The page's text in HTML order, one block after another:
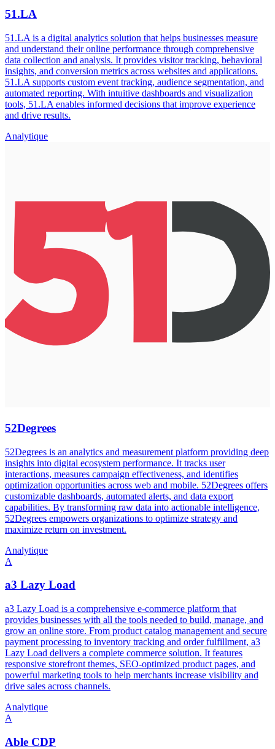
51.LA
51.LA is a digital analytics solution that helps businesses measure
and understand their online performance through comprehensive
data collection and analysis. It provides visitor tracking, behavioral
insights, and conversion metrics across websites and applications.
51.LA supports custom event tracking, audience segmentation, and
automated reporting. With intuitive dashboards and visualization
tools, 51.LA enables informed decisions that improve experience
and drive results.
Analytique
52Degrees
52Degrees is an analytics and measurement platform providing deep
insights into digital ecosystem performance. It tracks user
interactions, measures campaign effectiveness, and identifies
optimization opportunities across web and mobile. 52Degrees offers
customizable dashboards, automated alerts, and data export
capabilities. By transforming raw data into actionable intelligence,
52Degrees empowers organizations to optimize strategy and
maximize return on investment.
Analytique
A
a3 Lazy Load
a3 Lazy Load is a comprehensive e-commerce platform that
provides businesses with all the tools needed to build, manage, and
grow an online store. From product catalog management and secure
payment processing to inventory tracking and order fulfillment, a3
Lazy Load delivers a complete commerce solution. It features
responsive storefront themes, SEO-optimized product pages, and
powerful marketing tools to help merchants increase visibility and
drive sales across channels.
Analytique
A
Able CDP